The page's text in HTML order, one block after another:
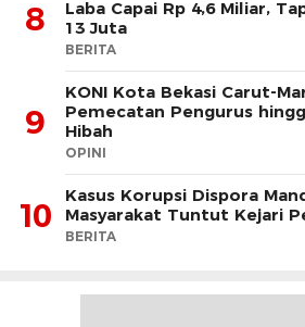
8
Laba Capai Rp 4,6 Miliar,
13 Juta
BERITA
9
KONI Kota Bekasi Carut-
Pemecatan Pengurus
Hibah
OPINI
10
Kasus Korupsi Dispora
Masyarakat Tuntut Kejari
BERITA